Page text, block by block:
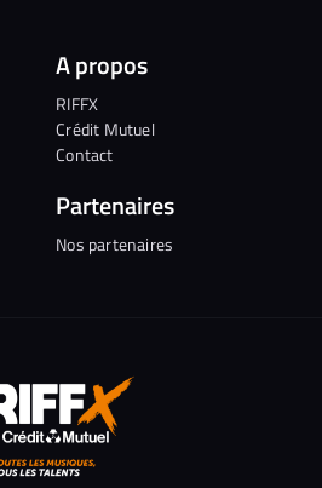
A propos
RIFFX
Crédit Mutuel
Contact
Partenaires
Nos partenaires